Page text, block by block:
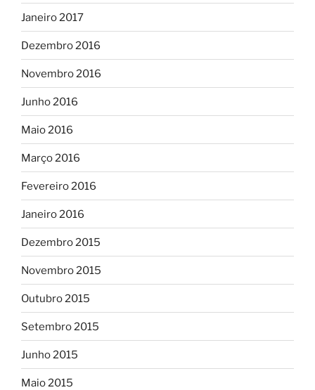
Janeiro 2017
Dezembro 2016
Novembro 2016
Junho 2016
Maio 2016
Março 2016
Fevereiro 2016
Janeiro 2016
Dezembro 2015
Novembro 2015
Outubro 2015
Setembro 2015
Junho 2015
Maio 2015